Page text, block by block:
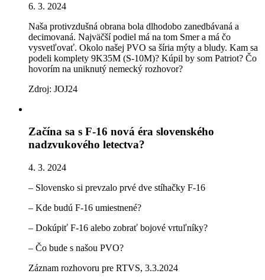
6. 3. 2024
Naša protivzdušná obrana bola dlhodobo zanedbávaná a
decimovaná. Najväčší podiel má na tom Smer a má čo
vysvetľovať. Okolo našej PVO sa šíria mýty a bludy. Kam sa
podeli komplety 9K35M (S-10M)? Kúpil by som Patriot? Čo
hovorím na uniknutý nemecký rozhovor?
Zdroj: JOJ24
Začína sa s F-16 nová éra slovenského
nadzvukového letectva?
4. 3. 2024
– Slovensko si prevzalo prvé dve stíhačky F-16
– Kde budú F-16 umiestnené?
– Dokúpiť F-16 alebo zobrať bojové vrtuľníky?
– Čo bude s našou PVO?
Záznam rozhovoru pre RTVS, 3.3.2024